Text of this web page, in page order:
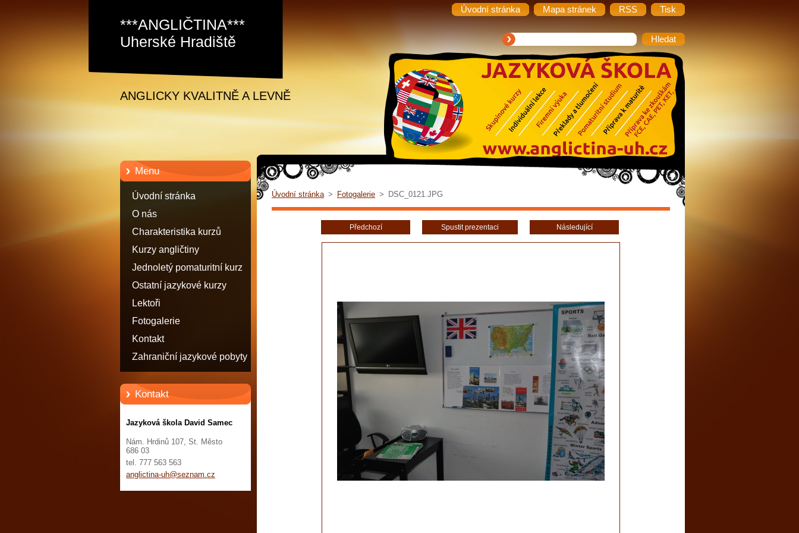
Úvodní stránka Mapa stránek RSS Tisk
***ANGLIČTINA***
Uherské Hradiště
Samec
ANGLICKY KVALITNĚ A LEVNĚ
Menu
Úvodní stránka
O nás
Charakteristika kurzů
anglického jazyka
Kurzy angličtiny
Jednoletý pomaturitní kurz
angličtiny - STATUT
STUDENTA
Ostatní jazykové kurzy
Lektoři
Fotogalerie
Kontakt
Zahraniční jazykové pobyty
Kontakt
Jazyková škola David Samec
Nám. Hrdinů 107, St. Město
686 03
tel. 777 563 563
anglictina-uh@seznam.cz
Úvodní stránka > Fotogalerie > DSC_0121.JPG
Předchozí Spustit prezentaci Následující